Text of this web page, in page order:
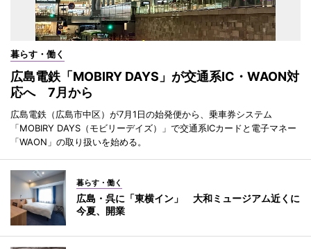
暮らす・働く
広島電鉄「MOBIRY DAYS」が交通系IC・WAON対
応へ 7月から
広島電鉄（広島市中区）が7月1日の始発便から、乗車券システム
「MOBIRY DAYS（モビリーデイズ）」で交通系ICカードと電子マネー
「WAON」の取り扱いを始める。
暮らす・働く
広島・呉に「東横イン」 大和ミュージアム近くに
今夏、開業